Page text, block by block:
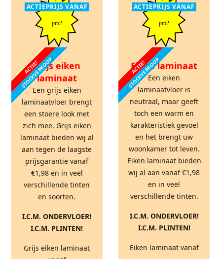
ACTIEPRIJS VANAF
pm2
ACTIEPRIJS VANAF
pm2
ACTIE!
STOCKVERKOOP
Grijs eiken
laminaat
Een grijs eiken
laminaatvloer brengt
een stoere look met
zich mee. Grijs eiken
laminaat bieden wij al
aan tegen de laagste
prijsgarantie vanaf
€1,98 en in veel
verschillende tinten
en soorten.
I.C.M. ONDERVLOER!
I.C.M. PLINTEN!
Grijs eiken laminaat
ACTIE!
STOCKVERKOOP
Eiken laminaat
Een eiken
laminaatvloer is
neutraal, maar geeft
toch een warm en
karakteristiek gevoel
en het brengt uw
woonkamer tot leven.
Eiken laminaat bieden
wij al aan vanaf €1,98
en in veel
verschillende tinten.
I.C.M. ONDERVLOER!
I.C.M. PLINTEN!
Eiken laminaat vanaf